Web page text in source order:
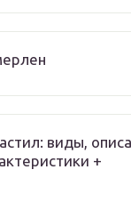
виды,
+